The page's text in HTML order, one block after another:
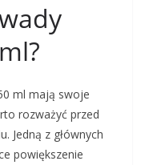
ml mają swoje
rozważyć przed
Jedną z głównych
powiększenie